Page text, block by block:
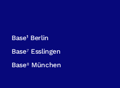
Base¹ Berlin
Base⁷ Esslingen
Base⁸ München